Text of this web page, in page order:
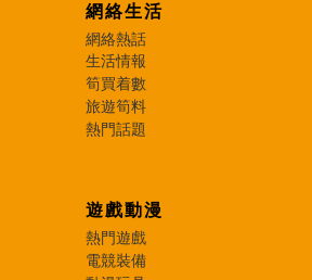
網絡生活
網絡熱話
生活情報
筍買着數
旅遊筍料
熱門話題
遊戲動漫
熱門遊戲
電競裝備